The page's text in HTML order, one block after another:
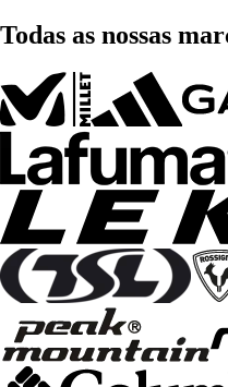
Todas as nossas